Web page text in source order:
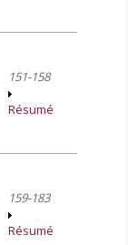
151-158
Résumé
159-183
Résumé